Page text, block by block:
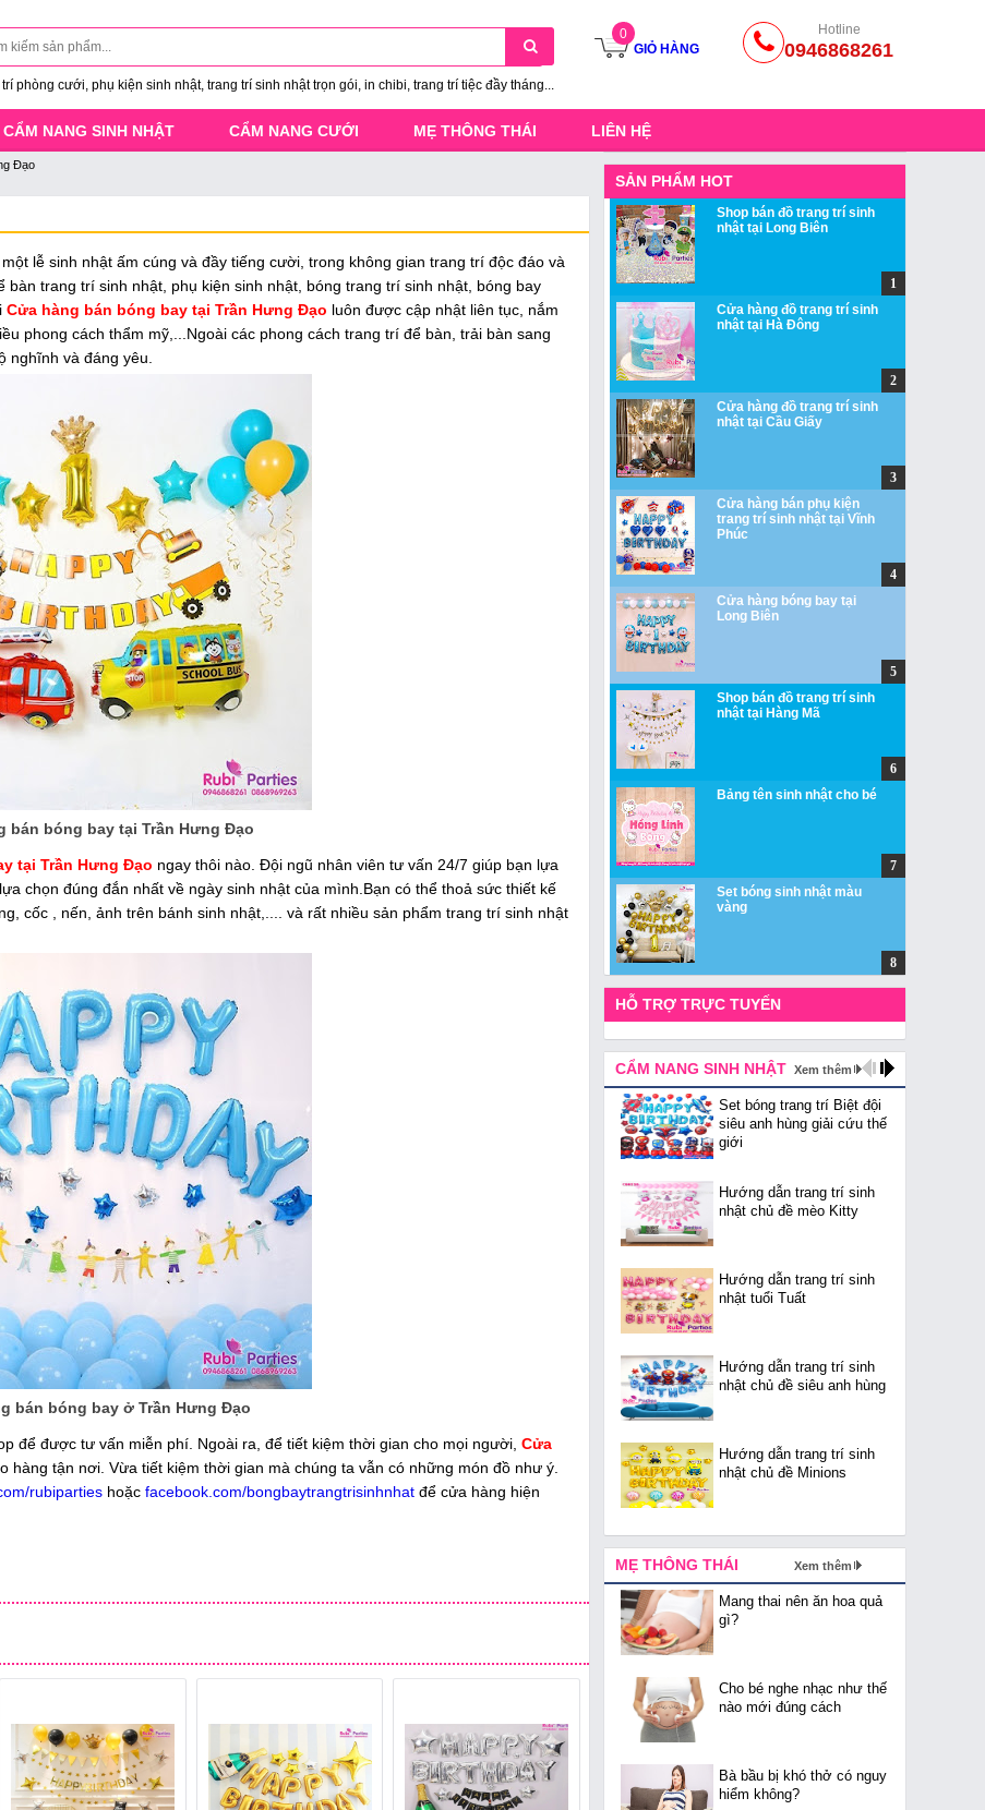
phòng cưới, phụ kiện sinh nhật, trang trí sinh nhật trọn gói, in chibi, trang trí tiệc đầy tháng...
0
GIỎ HÀNG
Hotline
0946868261
CẨM NANG SINH NHẬT CẨM NANG CƯỚI MẸ THÔNG THÁI LIÊN HỆ
Đạo
lễ sinh nhật ấm cúng và đầy tiếng cười, trong không gian trang trí độc đáo và
trang trí sinh nhật, phụ kiện sinh nhật, bóng trang trí sinh nhật, bóng bay
Cửa hàng bán bóng bay tại Trần Hưng Đạo luôn được cập nhật liên tục, nắm
phong cách thẩm mỹ,...Ngoài các phong cách trang trí để bàn, trải bàn sang
nghĩnh và đáng yêu.
bán bóng bay tại Trần Hưng Đạo
tại Trần Hưng Đạo ngay thôi nào. Đội ngũ nhân viên tư vấn 24/7 giúp bạn lựa
chọn đúng đắn nhất về ngày sinh nhật của mình.Bạn có thể thoả sức thiết kế
cốc , nến, ảnh trên bánh sinh nhật,.... và rất nhiều sản phẩm trang trí sinh nhật
bán bóng bay ở Trần Hưng Đạo
để được tư vấn miễn phí. Ngoài ra, để tiết kiệm thời gian cho mọi người, Cửa
hàng tận nơi. Vừa tiết kiệm thời gian mà chúng ta vẫn có những món đồ như ý.
rubiparties hoặc facebook.com/bongbaytrangtrisinhnhat để cửa hàng hiện
SẢN PHẨM HOT
Shop bán đồ trang trí sinh
nhật tại Long Biên
Cửa hàng đồ trang trí sinh
nhật tại Hà Đông
Cửa hàng đồ trang trí sinh
nhật tại Cầu Giấy
Cửa hàng bán phụ kiện
trang trí sinh nhật tại Vĩnh
Phúc
Cửa hàng bóng bay tại
Long Biên
Shop bán đồ trang trí sinh
nhật tại Hàng Mã
Bảng tên sinh nhật cho bé
Set bóng sinh nhật màu
vàng
HỖ TRỢ TRỰC TUYẾN
CẨM NANG SINH NHẬT Xem thêm
Set bóng trang trí Biệt đội
siêu anh hùng giải cứu thế
giới
Hướng dẫn trang trí sinh
nhật chủ đề mèo Kitty
Hướng dẫn trang trí sinh
nhật tuổi Tuất
Hướng dẫn trang trí sinh
nhật chủ đề siêu anh hùng
Hướng dẫn trang trí sinh
nhật chủ đề Minions
MẸ THÔNG THÁI Xem thêm
Mang thai nên ăn hoa quả
gì?
Cho bé nghe nhạc như thế
nào mới đúng cách
Bà bầu bị khó thở có nguy
hiểm không?